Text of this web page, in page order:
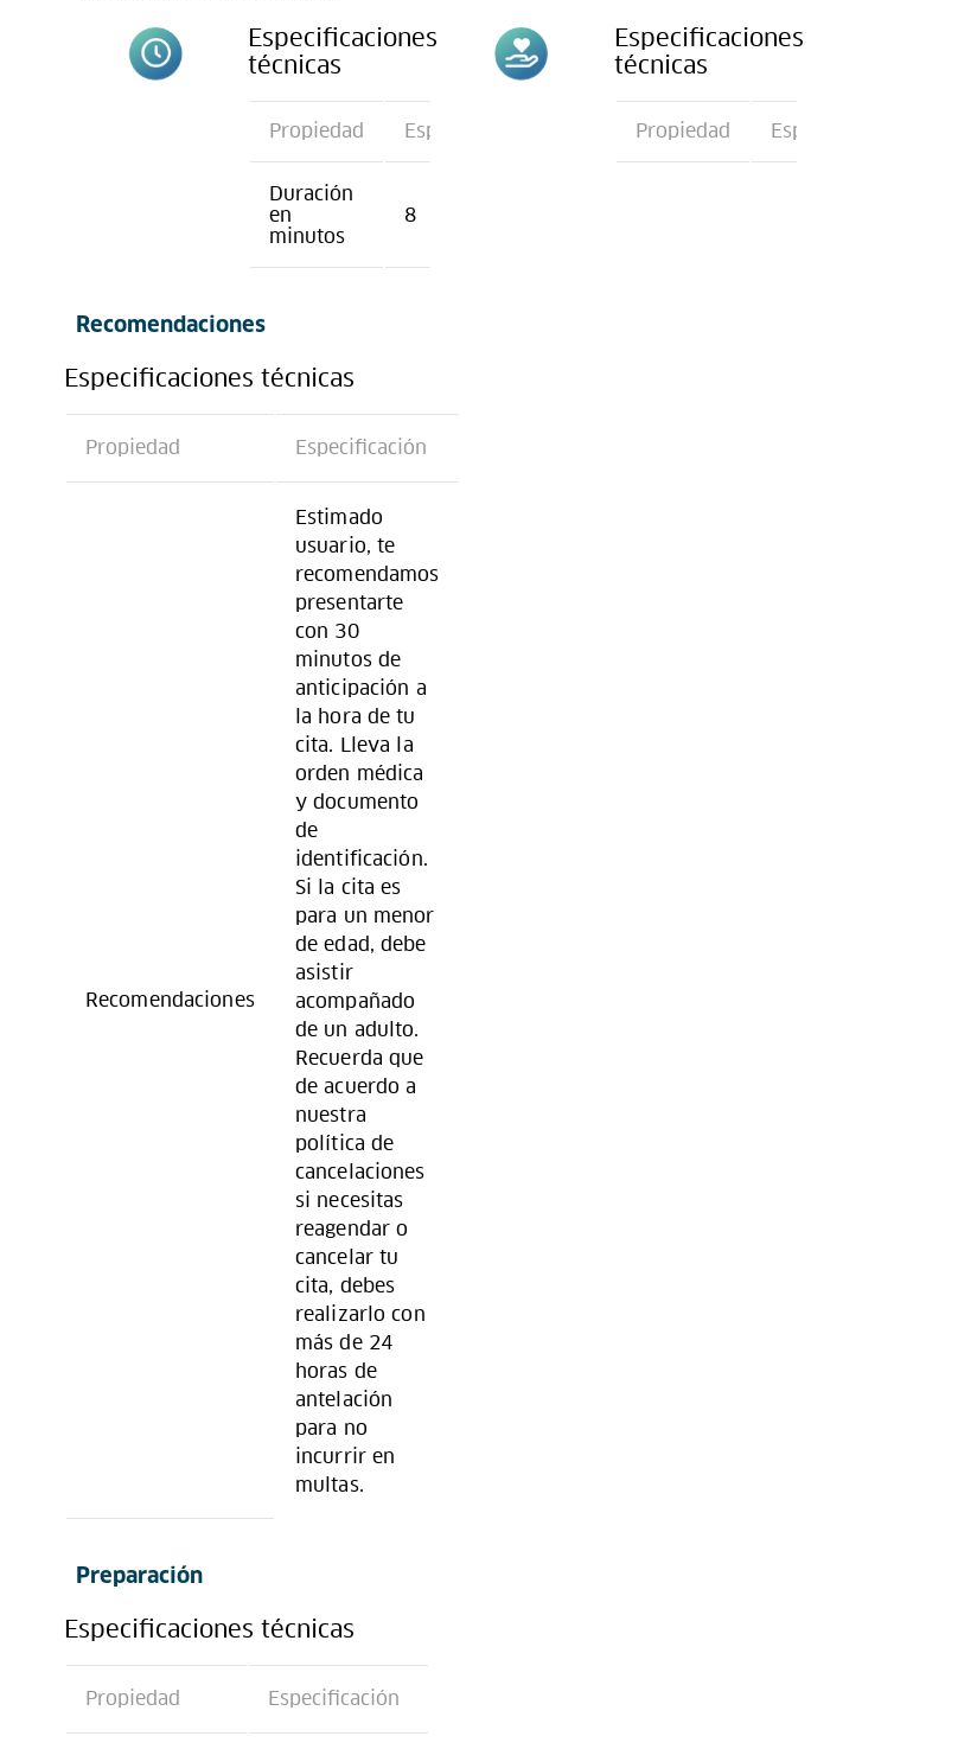
Especificaciones
técnicas
Propiedad Especificación
Duración
en
minutos
8
Especificaciones
técnicas
Propiedad Especificación
Recomendaciones
Especificaciones técnicas
Propiedad Especificación
Recomendaciones
Estimado
usuario, te
recomendamos
presentarte
con 30
minutos de
anticipación a
la hora de tu
cita. Lleva la
orden médica
y documento
de
identificación.
Si la cita es
para un menor
de edad, debe
asistir
acompañado
de un adulto.
Recuerda que
de acuerdo a
nuestra
política de
cancelaciones
si necesitas
reagendar o
cancelar tu
cita, debes
realizarlo con
más de 24
horas de
antelación
para no
incurrir en
multas.
Preparación
Especificaciones técnicas
Propiedad Especificación